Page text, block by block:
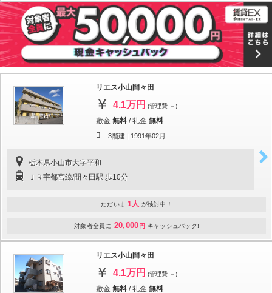
リエス小山間々田
4.1万円 (管理費 －)
敷金 無料 /礼金 無料
3階建 | 1991年02月
栃木県小山市大字平和
ＪＲ宇都宮線/間々田駅 歩10分
ただいま 1人 が検討中！
対象者全員に 20,000 円 キャッシュバック!
リエス小山間々田
4.1万円 (管理費 －)
敷金 無料 /礼金 無料